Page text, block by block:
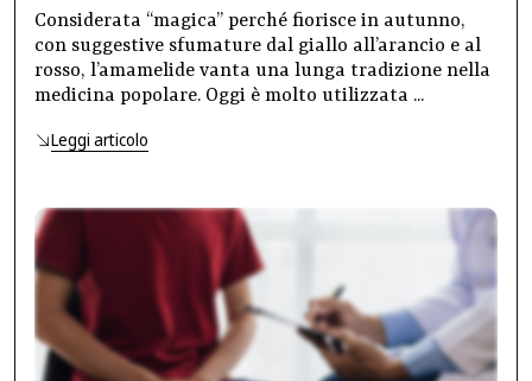
Considerata “magica” perché fiorisce in autunno,
con suggestive sfumature dal giallo all’arancio e al
rosso, l’amamelide vanta una lunga tradizione nella
medicina popolare. Oggi è molto utilizzata ...
Leggi articolo